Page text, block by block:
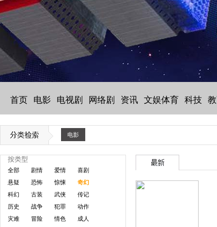
首页 电影 电视剧 网络剧 资讯 文娱体育 科技
电影
按类型
全部 剧情 爱情
喜剧
悬疑
恐怖 惊悚
奇幻
科幻
古装 武侠
传记
历史
战争 犯罪
动作
灾难
冒险 情色
成人